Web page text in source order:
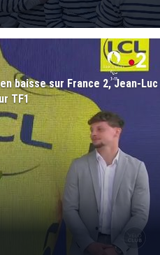
baisse sur France 2, Jean-Luc
TF1